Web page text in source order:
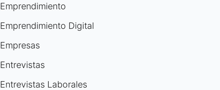
Emprendimiento
Emprendimiento Digital
Empresas
Entrevistas
Entrevistas Laborales